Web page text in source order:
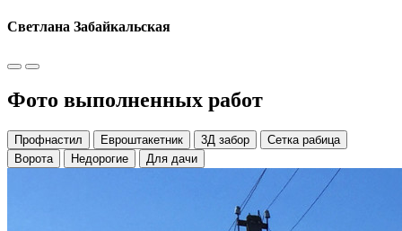
Светлана Забайкальская
Фото выполненных работ
Профнастил Евроштакетник 3Д забор
Сетка рабица
Ворота
Недорогие Для дачи